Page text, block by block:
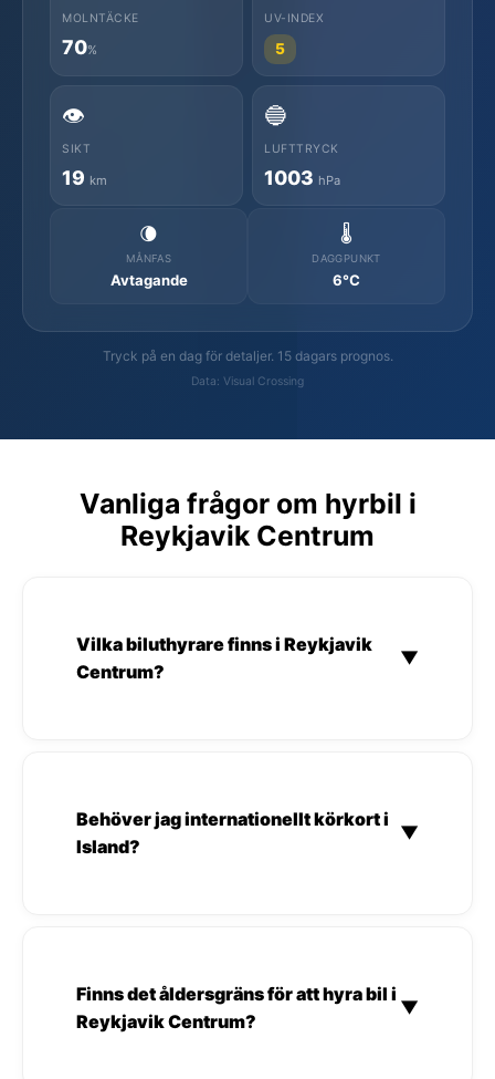
MOLNTÄCKE
70%
UV-INDEX
5
👁️
SIKT
19 km
🔵
LUFTTRYCK
1003 hPa
🌘
MÅNFAS
Avtagande
🌡️
DAGGPUNKT
6°C
Tryck på en dag för detaljer. 15 dagars prognos.
Data: Visual Crossing
Vanliga frågor om hyrbil i
Reykjavik Centrum
Vilka biluthyrare finns i Reykjavik
Centrum?
▼
Behöver jag internationellt körkort i
Island?
▼
Finns det åldersgräns för att hyra bil i
Reykjavik Centrum?
▼